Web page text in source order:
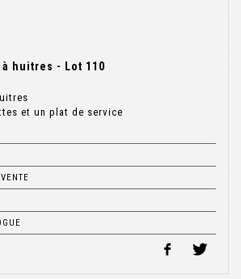
huitres - Lot 110
et un plat de service